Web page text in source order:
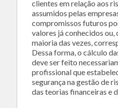
clientes em relação aos
assumidos pelas
compromissos futuros
valores já conhecidos ou,
maioria das vezes,
Dessa forma, o cálculo
deve ser feito
profissional que
segurança na gestão de
das teorias financeiras e